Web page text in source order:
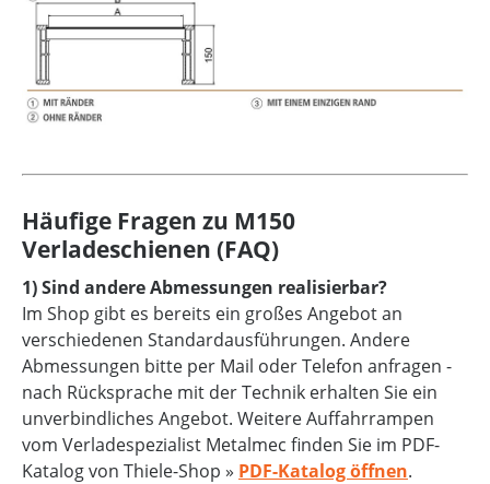
Häufige Fragen zu M150
Verladeschienen (FAQ)
1) Sind andere Abmessungen realisierbar?
Im Shop gibt es bereits ein großes Angebot an
verschiedenen Standardausführungen. Andere
Abmessungen bitte per Mail oder Telefon anfragen -
nach Rücksprache mit der Technik erhalten Sie ein
unverbindliches Angebot. Weitere Auffahrrampen
vom Verladespezialist Metalmec finden Sie im PDF-
Katalog von Thiele-Shop » PDF-Katalog öffnen.